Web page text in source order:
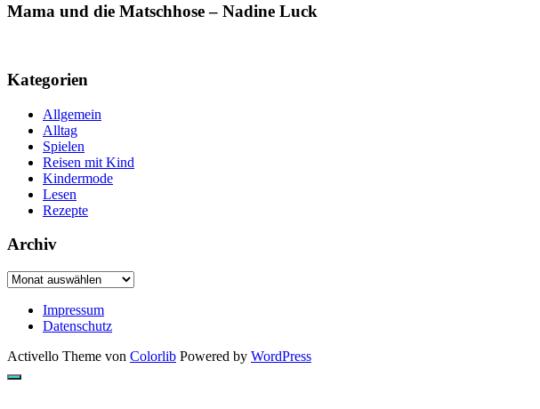
Mama und die Matschhose – Nadine Luck
Kategorien
Allgemein
Alltag
Spielen
Reisen mit Kind
Kindermode
Lesen
Rezepte
Archiv
Archiv
Impressum
Datenschutz
Activello Theme von Colorlib Powered by WordPress